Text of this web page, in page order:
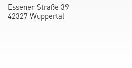
Essener Straße 39
42327 Wuppertal